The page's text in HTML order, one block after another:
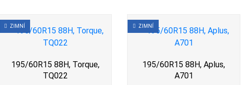
ZIMNÍ
195/60R15 88H, Torque,
TQ022
ZIMNÍ
195/60R15 88H, Aplus,
A701